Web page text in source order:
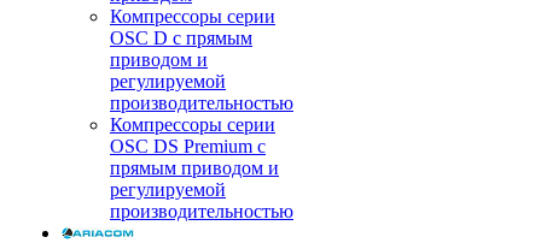
Компрессоры серии
OSC D с прямым
приводом и
регулируемой
производительностью
Компрессоры серии
OSC DS Premium с
прямым приводом и
регулируемой
производительностью